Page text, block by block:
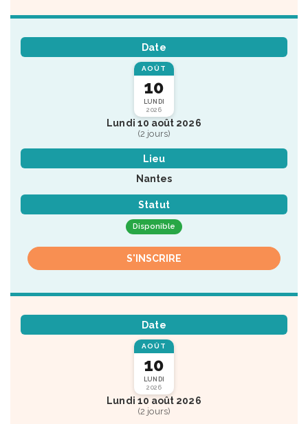
Date
AOÛT
10
LUNDI
2026
Lundi 10 août 2026
(2 jours)
Lieu
Nantes
Statut
Disponible
S'INSCRIRE
Date
AOÛT
10
LUNDI
2026
Lundi 10 août 2026
(2 jours)